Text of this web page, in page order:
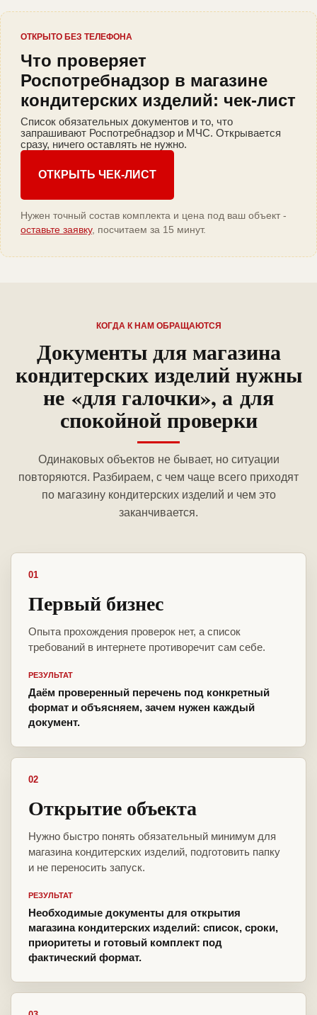
ОТКРЫТО БЕЗ ТЕЛЕФОНА
Что проверяет
Роспотребнадзор в магазине
кондитерских изделий: чек-лист
Список обязательных документов и то, что
запрашивают Роспотребнадзор и МЧС. Открывается
сразу, ничего оставлять не нужно.
ОТКРЫТЬ ЧЕК-ЛИСТ
Нужен точный состав комплекта и цена под ваш объект -
оставьте заявку, посчитаем за 15 минут.
КОГДА К НАМ ОБРАЩАЮТСЯ
Документы для магазина
кондитерских изделий нужны
не «для галочки», а для
спокойной проверки
Одинаковых объектов не бывает, но ситуации
повторяются. Разбираем, с чем чаще всего приходят
по магазину кондитерских изделий и чем это
заканчивается.
01
Первый бизнес
Опыта прохождения проверок нет, а список
требований в интернете противоречит сам себе.
РЕЗУЛЬТАТ
Даём проверенный перечень под конкретный
формат и объясняем, зачем нужен каждый
документ.
02
Открытие объекта
Нужно быстро понять обязательный минимум для
магазина кондитерских изделий, подготовить папку
и не переносить запуск.
РЕЗУЛЬТАТ
Необходимые документы для открытия
магазина кондитерских изделий: список, сроки,
приоритеты и готовый комплект под
фактический формат.